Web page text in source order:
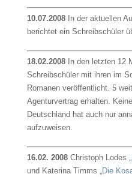
10.07.2008In der aktuellen
berichtet ein Schreibschüler
18.02.2008In den letzten 12
Schreibschüler mit ihren im
Romanen veröffentlicht. 5
Agenturvertrag erhalten.
Deutschland hat auch nur
aufzuweisen.
16.02. 2008Christoph Lodes „
und Katerina Timms „Die